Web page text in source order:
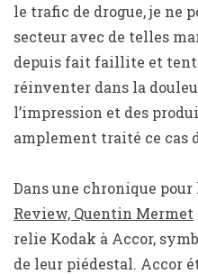
le trafic de drogue, je ne
secteur avec de telles
depuis fait faillite et
réinventer dans la
l’impression et des
amplement traité ce cas
Dans une chronique pour
Review, Quentin Mermet
relie Kodak à Accor,
de leur piédestal. Accor